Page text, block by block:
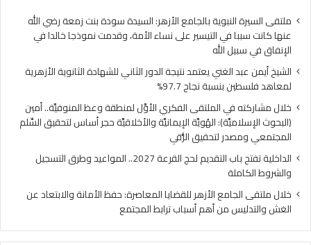
بنسبة
نجاح
97.7%
ملتقى السيرة النبوية بالجامع الأزهر: السيدة سودة بنت زمعة رضي الله
عنها كانت سببا في التيسير على نساء الأمة، وقدمت نموذجا خالدا في
الإنفاق في سبيل الله
الشيخ أيمن عبد الغني يعتمد نتيجة الدور الثاني للشهادة الثانوية الأزهرية
لمعاهد فلسطين بنسبة نجاح 97.7%
خلال مشاركته في الملتقى الفكري الأوَّل لمنطقة وعظ المنوفيَّة.. أمين
(البحوث الإسلاميَّة): الهُويَّة الإيمانيَّة والأخلاقيَّة حجر أساس لتحقيق السِّلم
المجتمعي ومصدر لتحقيق الرُّقي
الداخلية تفتح باب التقديم لحج القرعة 2027.. المواعيد وطرق التسجيل
والشروط الكاملة
خلال ملتقى الجامع الأزهر للقضايا المعاصرة: حفظ الأمانة والابتعاد عن
الغش والتدليس من أهم أسباب ترابط المجتمع